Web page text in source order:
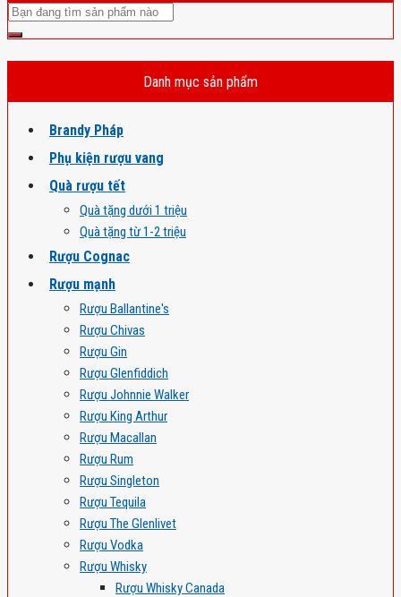
Danh mục sản phẩm
Brandy Pháp
Phụ kiện rượu vang
Quà rượu tết
Quà tặng dưới 1 triệu
Quà tặng từ 1-2 triệu
Rượu Cognac
Rượu mạnh
Rượu Ballantine's
Rượu Chivas
Rượu Gin
Rượu Glenfiddich
Rượu Johnnie Walker
Rượu King Arthur
Rượu Macallan
Rượu Rum
Rượu Singleton
Rượu Tequila
Rượu The Glenlivet
Rượu Vodka
Rượu Whisky
Rượu Whisky Canada